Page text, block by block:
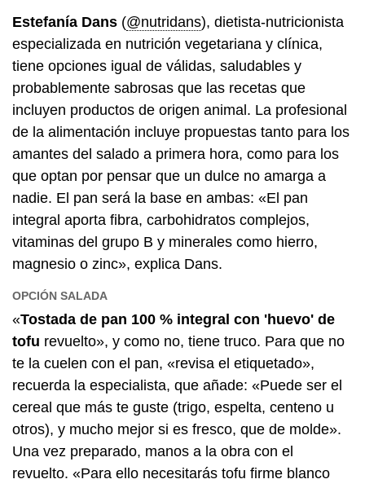
Estefanía Dans (@nutridans), dietista-nutricionista
especializada en nutrición vegetariana y clínica,
tiene opciones igual de válidas, saludables y
probablemente sabrosas que las recetas que
incluyen productos de origen animal. La profesional
de la alimentación incluye propuestas tanto para los
amantes del salado a primera hora, como para los
que optan por pensar que un dulce no amarga a
nadie. El pan será la base en ambas: «El pan
integral aporta fibra, carbohidratos complejos,
vitaminas del grupo B y minerales como hierro,
magnesio o zinc», explica Dans.
OPCIÓN SALADA
«Tostada de pan 100 % integral con 'huevo' de
tofu revuelto», y como no, tiene truco. Para que no
te la cuelen con el pan, «revisa el etiquetado»,
recuerda la especialista, que añade: «Puede ser el
cereal que más te guste (trigo, espelta, centeno u
otros), y mucho mejor si es fresco, que de molde».
Una vez preparado, manos a la obra con el
revuelto. «Para ello necesitarás tofu firme blanco